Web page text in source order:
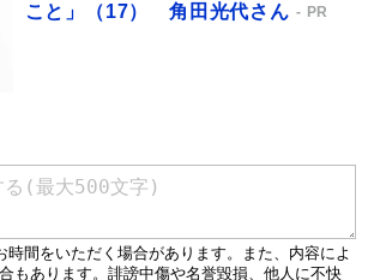
こと」（17） 角田光代さん
PR